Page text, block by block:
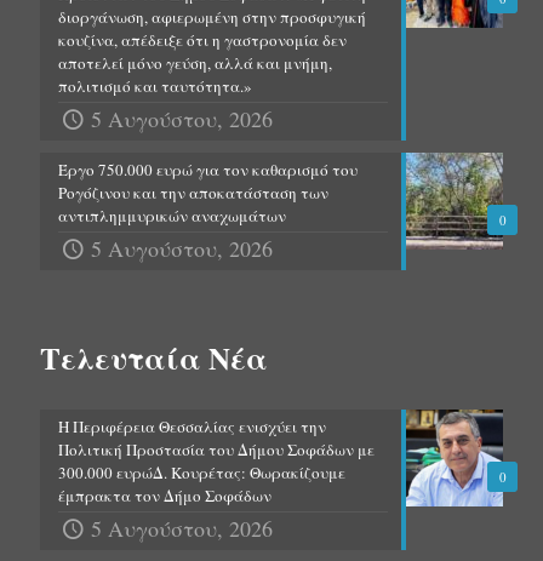
διοργάνωση, αφιερωμένη στην προσφυγική
κουζίνα, απέδειξε ότι η γαστρονομία δεν
αποτελεί μόνο γεύση, αλλά και μνήμη,
πολιτισμό και ταυτότητα.»
5 Αυγούστου, 2026
0
Έργο 750.000 ευρώ για τον καθαρισμό του
Ρογόζινου και την αποκατάσταση των
αντιπλημμυρικών αναχωμάτων
5 Αυγούστου, 2026
Τελευταία Νέα
0
Η Περιφέρεια Θεσσαλίας ενισχύει την
Πολιτική Προστασία του Δήμου Σοφάδων με
300.000 ευρώΔ. Κουρέτας: Θωρακίζουμε
έμπρακτα τον Δήμο Σοφάδων
5 Αυγούστου, 2026